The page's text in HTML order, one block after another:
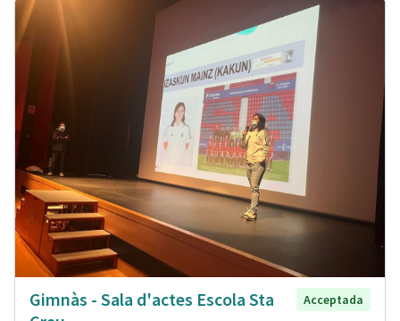
Gimnàs - Sala d'actes Escola Sta
Acceptada